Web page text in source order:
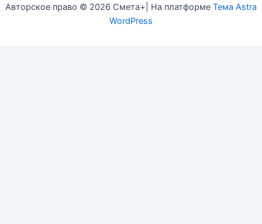
Авторское право © 2026 Смета+| На платформе Тема Astra
WordPress